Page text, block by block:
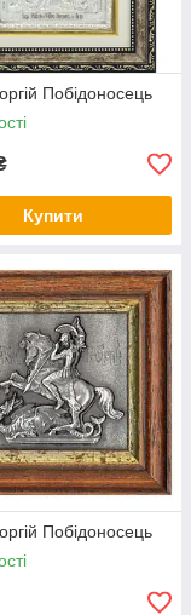
Побідоносець
Купити
Побідоносець